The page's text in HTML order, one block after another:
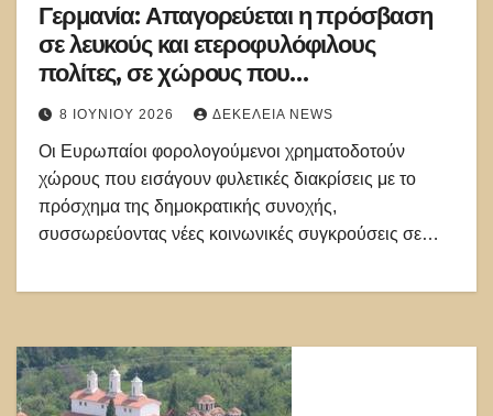
Γερμανία: Απαγορεύεται η πρόσβαση
σε λευκούς και ετεροφυλόφιλους
πολίτες, σε χώρους που
χρηματοδοτούνται από προγράμματα
της ΕΕ, στο πλαίσιο της «δημοκρατικής
συνοχής»
8 ΙΟΥΝΊΟΥ 2026 ΔΕΚΈΛΕΙΑ NEWS
Οι Ευρωπαίοι φορολογούμενοι χρηματοδοτούν
χώρους που εισάγουν φυλετικές διακρίσεις με το
πρόσχημα της δημοκρατικής συνοχής,
συσσωρεύοντας νέες κοινωνικές συγκρούσεις σε…